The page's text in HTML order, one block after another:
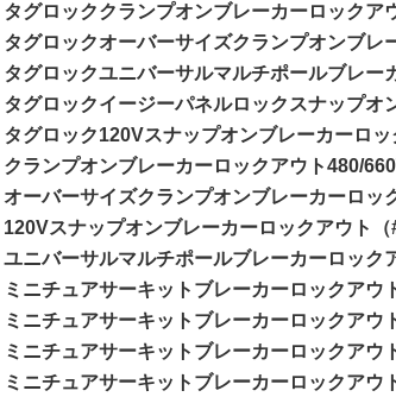
タグロッククランプオンブレーカーロックア
タグロックオーバーサイズクランプオンブレ
タグロックユニバーサルマルチポールブレー
タグロックイージーパネルロックスナップオ
タグロック120Vスナップオンブレーカーロッ
クランプオンブレーカーロックアウト480/
オーバーサイズクランプオンブレーカーロッ
120Vスナップオンブレーカーロックアウト（
ユニバーサルマルチポールブレーカーロック
ミニチュアサーキットブレーカーロックアウ
ミニチュアサーキットブレーカーロックアウ
ミニチュアサーキットブレーカーロックアウ
ミニチュアサーキットブレーカーロックアウ